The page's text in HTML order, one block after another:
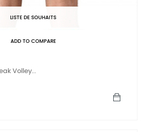
LISTE DE SOUHAITS
ADD TO COMPARE
Volley...